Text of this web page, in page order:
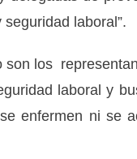
laboral”.
los
laboral y
enfermen ni se